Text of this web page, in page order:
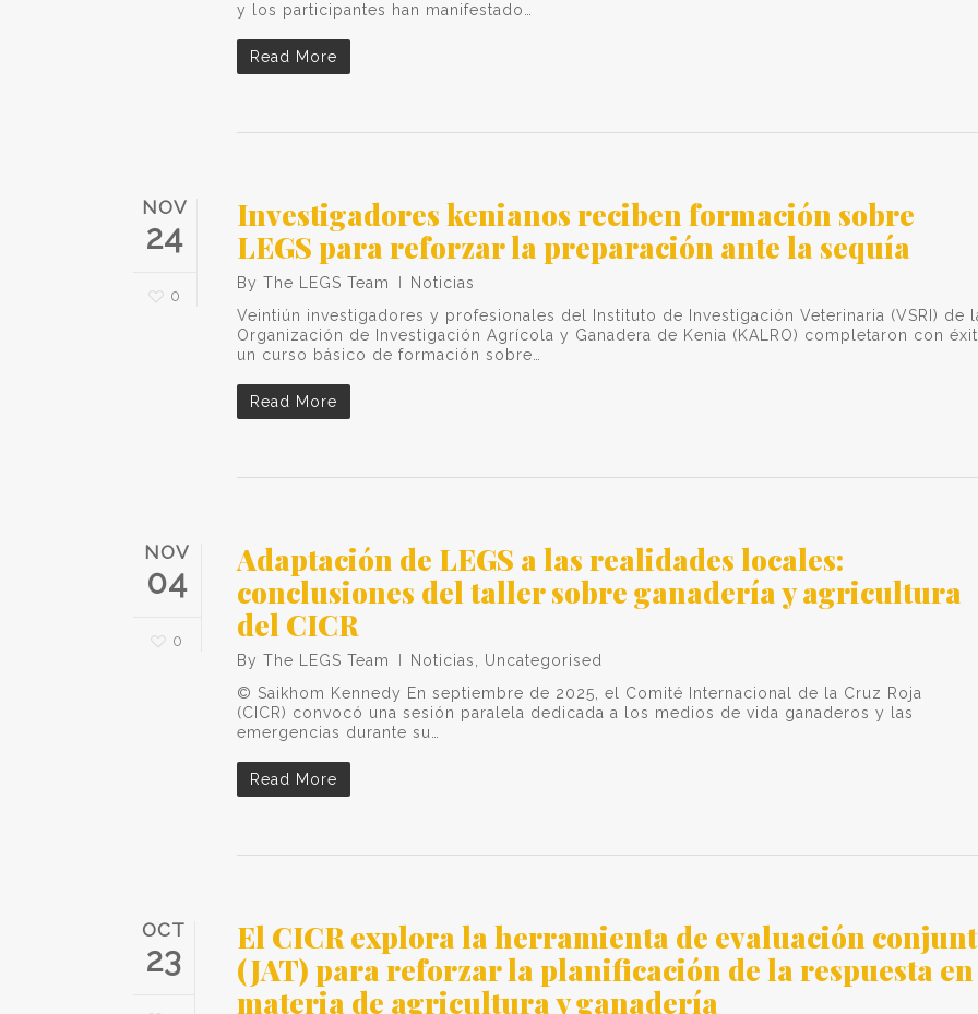
y los participantes han manifestado…
Read More
NOV
24
0
Investigadores kenianos reciben formación sobre
LEGS para reforzar la preparación ante la sequía
By The LEGS Team
Noticias
Veintiún investigadores y profesionales del Instituto de Investigación Veterinaria (VSRI) de
Organización de Investigación Agrícola y Ganadera de Kenia (KALRO) completaron con
un curso básico de formación sobre…
Read More
NOV
04
0
Adaptación de LEGS a las realidades locales:
conclusiones del taller sobre ganadería y agricultura
del CICR
By The LEGS Team Noticias
Uncategorised
© Saikhom Kennedy En septiembre de 2025, el Comité Internacional de la Cruz Roja
(CICR) convocó una sesión paralela dedicada a los medios de vida ganaderos y las
emergencias durante su…
Read More
OCT
23
El CICR explora la herramienta de evaluación
(JAT) para reforzar la planificación de la respuesta en
materia de agricultura y ganadería